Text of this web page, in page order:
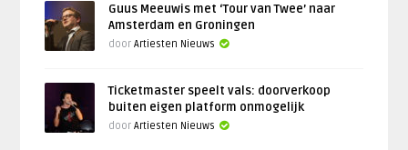
Guus Meeuwis met ‘Tour van Twee’ naar
Amsterdam en Groningen
doorArtiesten Nieuws
Ticketmaster speelt vals: doorverkoop
buiten eigen platform onmogelijk
doorArtiesten Nieuws